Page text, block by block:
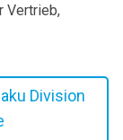
Vertrieb,
Division